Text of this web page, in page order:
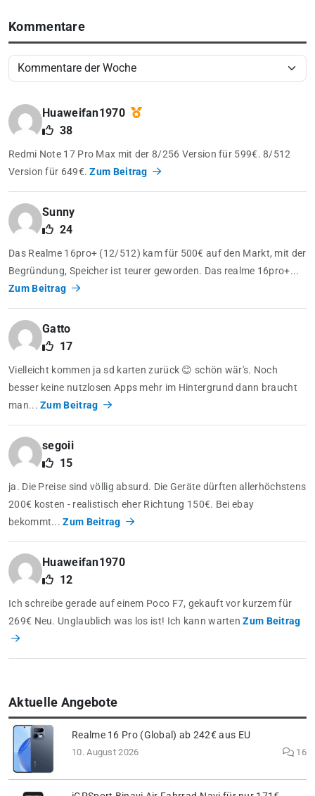
Kommentare
Huaweifan1970
38
Redmi Note 17 Pro Max mit der 8/256 Version für 599€. 8/512
Version für 649€.Zum Beitrag
Sunny
24
Das Realme 16pro+ (12/512) kam für 500€ auf den Markt, mit der
Begründung, Speicher ist teurer geworden. Das realme 16pro+...
Zum Beitrag
Gatto
17
Vielleicht kommen ja sd karten zurück 😊 schön wär's. Noch
besser keine nutzlosen Apps mehr im Hintergrund dann braucht
man...Zum Beitrag
segoii
15
ja. Die Preise sind völlig absurd. Die Geräte dürften allerhöchstens
200€ kosten - realistisch eher Richtung 150€. Bei ebay
bekommt...Zum Beitrag
Huaweifan1970
12
Ich schreibe gerade auf einem Poco F7, gekauft vor kurzem für
269€ Neu. Unglaublich was los ist! Ich kann wartenZum Beitrag
Aktuelle Angebote
Realme 16 Pro (Global) ab 242€ aus EU
10. August 2026 16